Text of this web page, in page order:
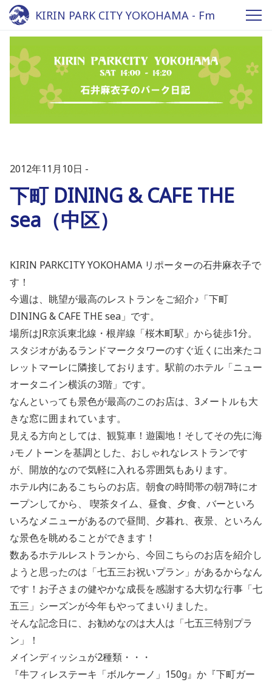
KIRIN PARK CITY YOKOHAMA - Fm
2012年11月10日
下町 DINING & CAFE THE
sea（中区）
KIRIN PARKCITY YOKOHAMA リポーターの石井麻衣子で
す！
今週は、眺望が最高のレストランをご紹介♪「下町
DINING & CAFE THE sea」です。
場所はJR京浜東北線・根岸線「桜木町駅」から徒歩1分。
スタジオがあるランドマークタワーのすぐ近くに出来たコ
レットマーレに隣接しております。駅前のホテル「ニュー
オータニイン横浜の3階」です。
なんといっても景色が最高のこのお店は、3メートルも大
きな窓に囲まれています。
見える方向としては、観覧車！遊園地！そしてその先に海
♪モノトーンを基調とした、おしゃれなレストランです
が、開放的なので気軽に入れる雰囲気もあります。
ホテル内にあるこちらのお店。朝食の時間帯の朝7時にオ
ープンしてから、 喫茶タイム、昼食、夕食、バーといろ
いろなメニューがあるので昼間、夕暮れ、夜景、といろん
な景色を眺めることができます！
数あるホテルレストランから、今回こちらのお店を紹介し
ようと思ったのは「七五三お祝いプラン」があるからなん
です！お子さまの健やかな成長を感謝する大切な行事「七
五三」シーズンが今年もやってまいりました。
そんな記念日に、お勧めなのは大人は「七五三特別プラ
ン」！
メインディッシュが2種類・・・
『牛フィレステーキ「ボルケーノ」150g』か『下町ガー